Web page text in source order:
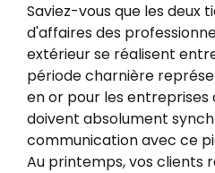
Saviez-vous que les deux
d'affaires des
extérieur se réalisent
période charnière
en or pour les entreprises
doivent absolument
communication avec ce
Au printemps, vos clients